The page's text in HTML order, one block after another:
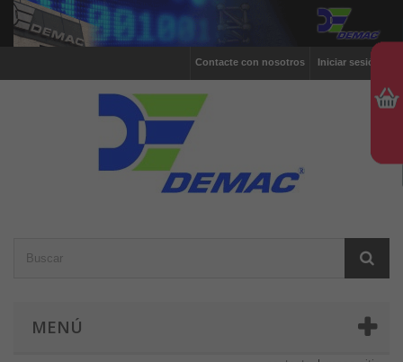
Iniciar sesión
Contacte con nosotros
MENÚ